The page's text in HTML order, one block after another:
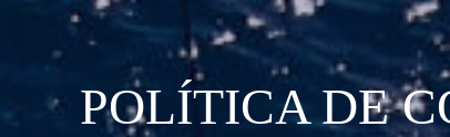
POLÍTICA DE